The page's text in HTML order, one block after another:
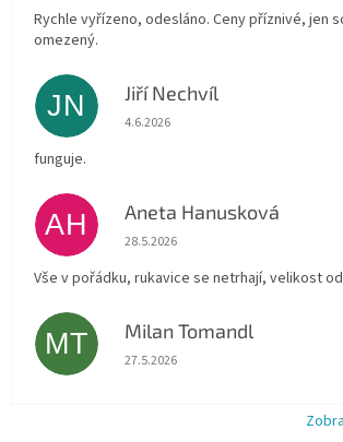
Rychle vyřízeno, odesláno. Ceny příznivé, jen
omezený.
JN Jiří Nechvíl
Hodnocení obchodu je 5 z 5
4.6.2026
funguje.
AH Aneta Hanusková
Hodnocení obchodu je 5 z 5
28.5.2026
Vše v pořádku, rukavice se netrhají, velikost
MT Milan Tomandl
Hodnocení obchodu je 5 z 5
27.5.2026